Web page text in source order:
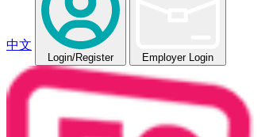
中文
Login/Register Employer Login